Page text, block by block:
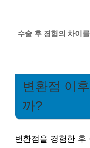
수술 후 경험의 차이
변환점 이
까?
변환점을 경험한 후